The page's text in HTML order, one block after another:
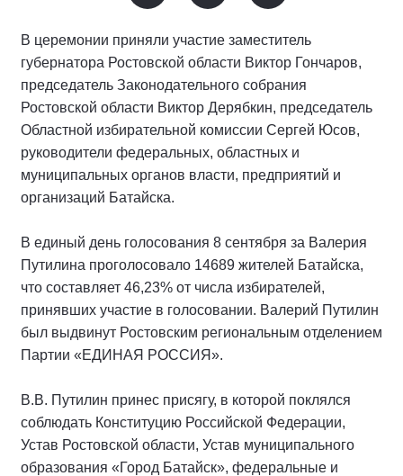
В церемонии приняли участие заместитель
губернатора Ростовской области Виктор Гончаров,
председатель Законодательного собрания
Ростовской области Виктор Дерябкин, председатель
Областной избирательной комиссии Сергей Юсов,
руководители федеральных, областных и
муниципальных органов власти, предприятий и
организаций Батайска.
В единый день голосования 8 сентября за Валерия
Путилина проголосовало 14689 жителей Батайска,
что составляет 46,23% от числа избирателей,
принявших участие в голосовании. Валерий Путилин
был выдвинут Ростовским региональным отделением
Партии «ЕДИНАЯ РОССИЯ».
В.В. Путилин принес присягу, в которой поклялся
соблюдать Конституцию Российской Федерации,
Устав Ростовской области, Устав муниципального
образования «Город Батайск», федеральные и